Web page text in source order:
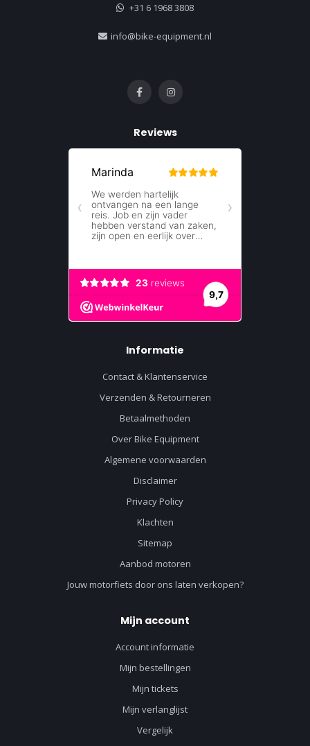
+31 6 1968 3808
info@bike-equipment.nl
Reviews
Informatie
Contact & Klantenservice
Verzenden & Retourneren
Betaalmethoden
Over Bike Equipment
Algemene voorwaarden
Disclaimer
Privacy Policy
Klachten
Sitemap
Aanbod motoren
Jouw motorfiets door ons laten verkopen?
Mijn account
Account informatie
Mijn bestellingen
Mijn tickets
Mijn verlanglijst
Vergelijk